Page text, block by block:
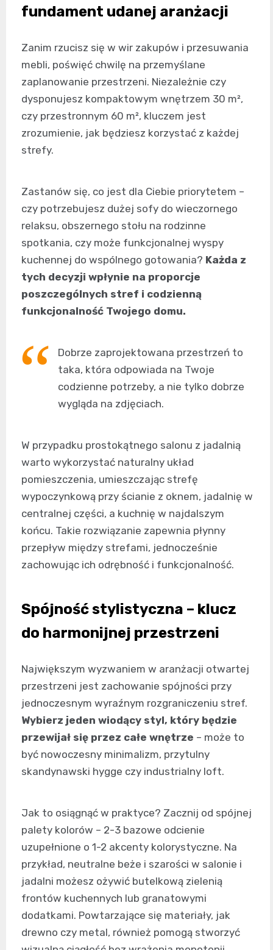
fundament udanej aranżacji
Zanim rzucisz się w wir zakupów i przesuwania
mebli, poświęć chwilę na przemyślane
zaplanowanie przestrzeni. Niezależnie czy
dysponujesz kompaktowym wnętrzem 30 m²,
czy przestronnym 60 m², kluczem jest
zrozumienie, jak będziesz korzystać z każdej
strefy.
Zastanów się, co jest dla Ciebie priorytetem –
czy potrzebujesz dużej sofy do wieczornego
relaksu, obszernego stołu na rodzinne
spotkania, czy może funkcjonalnej wyspy
kuchennej do wspólnego gotowania? Każda z
tych decyzji wpłynie na proporcje
poszczególnych stref i codzienną
funkcjonalność Twojego domu.
Dobrze zaprojektowana przestrzeń to
taka, która odpowiada na Twoje
codzienne potrzeby, a nie tylko dobrze
wygląda na zdjęciach.
W przypadku prostokątnego salonu z jadalnią
warto wykorzystać naturalny układ
pomieszczenia, umieszczając strefę
wypoczynkową przy ścianie z oknem, jadalnię w
centralnej części, a kuchnię w najdalszym
końcu. Takie rozwiązanie zapewnia płynny
przepływ między strefami, jednocześnie
zachowując ich odrębność i funkcjonalność.
Spójność stylistyczna – klucz
do harmonijnej przestrzeni
Największym wyzwaniem w aranżacji otwartej
przestrzeni jest zachowanie spójności przy
jednoczesnym wyraźnym rozgraniczeniu stref.
Wybierz jeden wiodący styl, który będzie
przewijał się przez całe wnętrze – może to
być nowoczesny minimalizm, przytulny
skandynawski hygge czy industrialny loft.
Jak to osiągnąć w praktyce? Zacznij od spójnej
palety kolorów – 2-3 bazowe odcienie
uzupełnione o 1-2 akcenty kolorystyczne. Na
przykład, neutralne beże i szarości w salonie i
jadalni możesz ożywić butelkową zielenią
frontów kuchennych lub granatowymi
dodatkami. Powtarzające się materiały, jak
drewno czy metal, również pomogą stworzyć